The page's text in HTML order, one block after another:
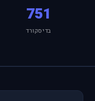
751
בדיסקורד